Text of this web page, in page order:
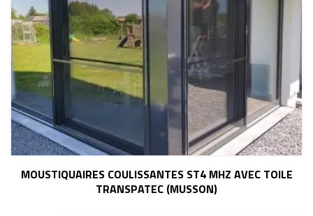
MOUSTIQUAIRES COULISSANTES ST4 MHZ AVEC TOILE
TRANSPATEC (MUSSON)